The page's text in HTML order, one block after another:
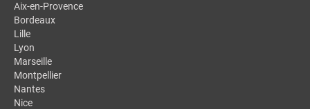
Aix-en-Provence
Bordeaux
Lille
Lyon
Marseille
Montpellier
Nantes
Nice